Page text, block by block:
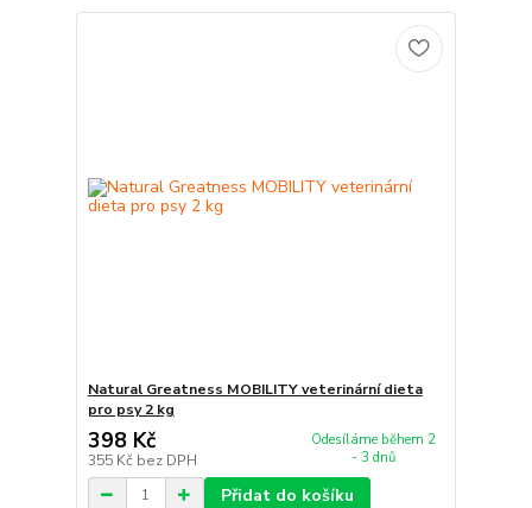
Natural Greatness MOBILITY veterinární dieta
pro psy 2 kg
398 Kč
355 Kč bez DPH
Odesíláme během 2
- 3 dnů
Přidat do košíku